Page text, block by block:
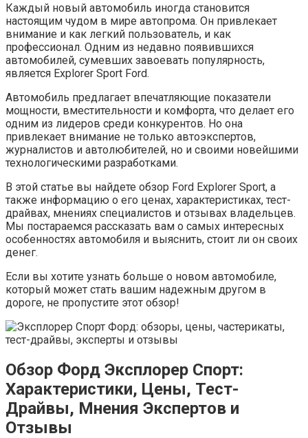
Каждый новый автомобиль иногда становится
настоящим чудом в мире автопрома. Он привлекает
внимание и как легкий пользователь, и как
профессионал. Одним из недавно появившихся
автомобилей, сумевших завоевать популярность,
является Explorer Sport Ford.
Автомобиль предлагает впечатляющие показатели
мощности, вместительности и комфорта, что делает его
одним из лидеров среди конкурентов. Но она
привлекает внимание не только автоэкспертов,
журналистов и автолюбителей, но и своими новейшими
технологическими разработками.
В этой статье вы найдете обзор Ford Explorer Sport, а
также информацию о его ценах, характеристиках, тест-
драйвах, мнениях специалистов и отзывах владельцев.
Мы постараемся рассказать вам о самых интересных
особенностях автомобиля и выяснить, стоит ли он своих
денег.
Если вы хотите узнать больше о новом автомобиле,
который может стать вашим надежным другом в
дороге, не пропустите этот обзор!
Обзор Форд Эксплорер Спорт:
Характеристики, Цены, Тест-
Драйвы, Мнения Экспертов и
Отзывы